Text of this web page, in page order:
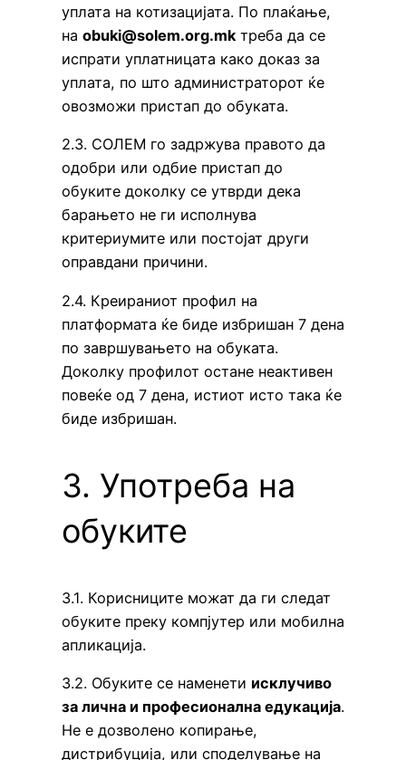
уплата на котизацијата. По плаќање,
на obuki@solem.org.mkтреба да се
испрати уплатницата како доказ за
уплата, по што администраторот ќе
овозможи пристап до обуката.
2.3. СОЛЕМ го задржува правото да
одобри или одбие пристап до
обуките доколку се утврди дека
барањето не ги исполнува
критериумите или постојат други
оправдани причини.
2.4. Креираниот профил на
платформата ќе биде избришан 7 дена
по завршувањето на обуката.
Доколку профилот остане неактивен
повеќе од 7 дена, истиот исто така ќе
биде избришан.
3. Употреба на
обуките
3.1. Корисниците можат да ги следат
обуките преку компјутер или мобилна
апликација.
3.2. Обуките се наменети исклучиво
за лична и професионална едукација.
Не е дозволено копирање,
дистрибуција, или споделување на